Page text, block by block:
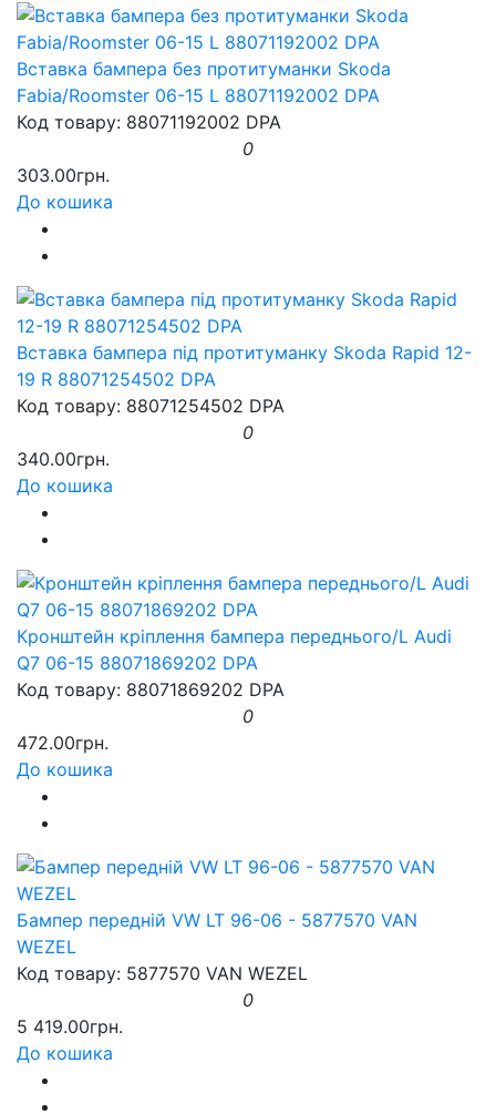
Вставка бампера без протитуманки Skoda
Fabia/Roomster 06-15 L 88071192002 DPA
Код товару: 88071192002 DPA
0
303.00грн.
До кошика
Вставка бампера під протитуманку Skoda Rapid 12-
19 R 88071254502 DPA
Код товару: 88071254502 DPA
0
340.00грн.
До кошика
Кронштейн кріплення бампера переднього/L Audi
Q7 06-15 88071869202 DPA
Код товару: 88071869202 DPA
0
472.00грн.
До кошика
Бампер передній VW LT 96-06 - 5877570 VAN
WEZEL
Код товару: 5877570 VAN WEZEL
0
5 419.00грн.
До кошика